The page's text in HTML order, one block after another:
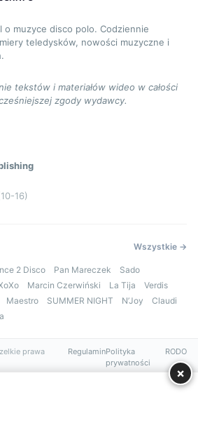
muzyce disco polo. Codziennie
teledysków, nowości muzyczne i
tekstów i materiałów wideo w całości
zgody wydawcy.
16)
Wszystkie →
2 Disco Pan Mareczek
Sado
Marcin Czerwiński La Tija
Verdis
Maestro SUMMER NIGHT N’Joy
Claudi
prawa
RegulaminPolityka
prywatności
RODO
×